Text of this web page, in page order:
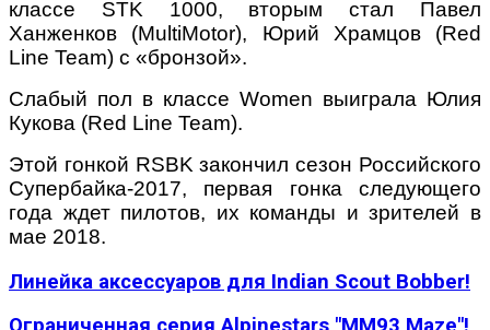
классе STK 1000, вторым стал Павел
Ханженков (MultiMotor), Юрий Храмцов (Red
Line Team) с «бронзой».
Слабый пол в классе Women выиграла Юлия
Кукова (Red Line Team).
Этой гонкой RSBK закончил сезон Российского
Супербайка-2017, первая гонка следующего
года ждет пилотов, их команды и зрителей в
мае 2018.
Линейка аксессуаров для Indian Scout Bobber!